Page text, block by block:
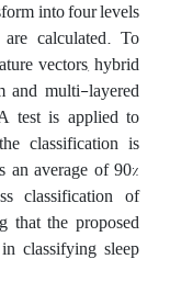
into four levels
calculated. To
vectors, hybrid
and multi-layered
test is applied to
classification is
average of 90%
classification of
that the proposed
classifying sleep